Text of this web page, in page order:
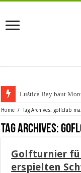
Luštica Bay baut
Home / Tag Archives: goflclub
Tag Archives:
Golfturnier
erspielten